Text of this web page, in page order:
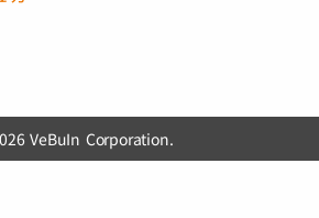
VeBuIn Corporation.